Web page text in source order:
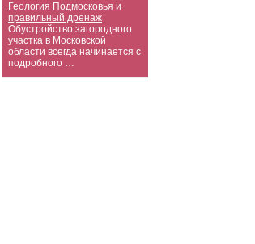
Геология Подмосковья и
правильный дренаж
Обустройство загородного
участка в Московской
области всегда начинается с
подробного …